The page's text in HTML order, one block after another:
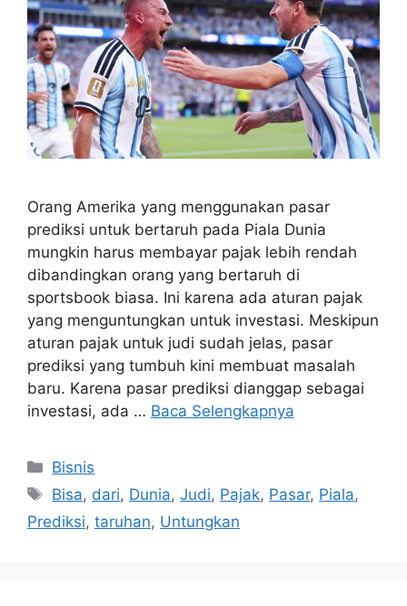
Orang Amerika yang menggunakan pasar
prediksi untuk bertaruh pada Piala Dunia
mungkin harus membayar pajak lebih rendah
dibandingkan orang yang bertaruh di
sportsbook biasa. Ini karena ada aturan pajak
yang menguntungkan untuk investasi. Meskipun
aturan pajak untuk judi sudah jelas, pasar
prediksi yang tumbuh kini membuat masalah
baru. Karena pasar prediksi dianggap sebagai
investasi, ada … Baca Selengkapnya
Kategori
Bisnis
Tag
Bisa, dari, Dunia,Judi, Pajak, Pasar, Piala,
Prediksi, taruhan, Untungkan